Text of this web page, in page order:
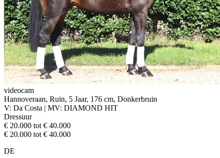
videocam
Hannoveraan, Ruin, 5 Jaar, 176 cm, Donkerbruin
V: Da Costa | MV: DIAMOND HIT
Dressuur
€ 20.000 tot € 40.000
€ 20.000 tot € 40.000
DE